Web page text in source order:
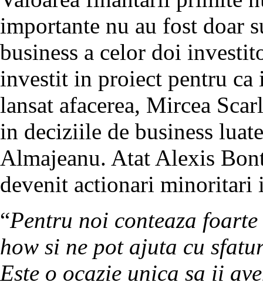
importante nu au fost doar
business a celor doi
investit in proiect pentru ca
lansat afacerea, Mircea
in deciziile de business
Almajeanu. Atat Alexis
devenit actionari minoritari
“Pentru noi conteaza
how si ne pot ajuta cu
Este o ocazie unica sa ii